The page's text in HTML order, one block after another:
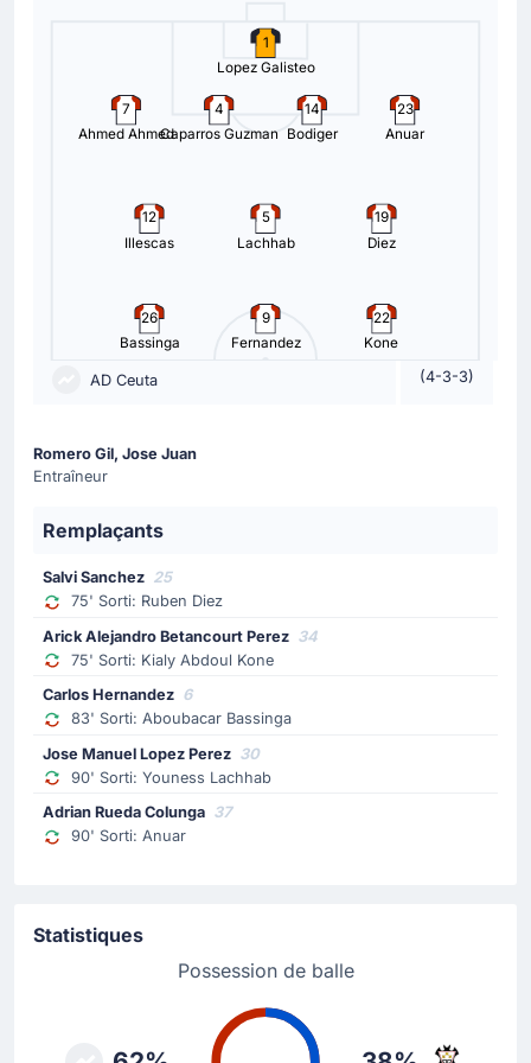
Lorenzo Aguado
Pepe a été remplacé par Lorenzo Aguado.
Kialy Abdoul Kone
Arick Alejandro Betancourt Perez
Changement de joueur
Ruben Diez
Salvi Sánchez remplace Ruben Diez pour AD Ceuta.
C'est le premier remplacement opéré par l'entraineur de
69'
Albacete procède à son troisième changement avec
Roldan.
Changement de joueur
Martin Alejandro Fernandez Figueira
Changement de joueur
Pacheco Ruiz
Pacheco Ruiz a été remplacé par Fabio Garcia.
1
Lopez Galisteo
7
Ahmed Ahmed
4
Caparros Guzman
14
Bodiger
23
Anuar
12
Illescas
5
Lachhab
19
Diez
26
Bassinga
9
Fernandez
22
Kone
AD Ceuta (4-3-3)
Romero Gil, Jose Juan
Entraîneur
Remplaçants
Salvi Sanchez 25
75' Sorti: Ruben Diez
Arick Alejandro Betancourt Perez 34
75' Sorti: Kialy Abdoul Kone
Carlos Hernandez 6
83' Sorti: Aboubacar Bassinga
Jose Manuel Lopez Perez 30
90' Sorti: Youness Lachhab
Adrian Rueda Colunga 37
90' Sorti: Anuar
Statistiques
Possession de balle